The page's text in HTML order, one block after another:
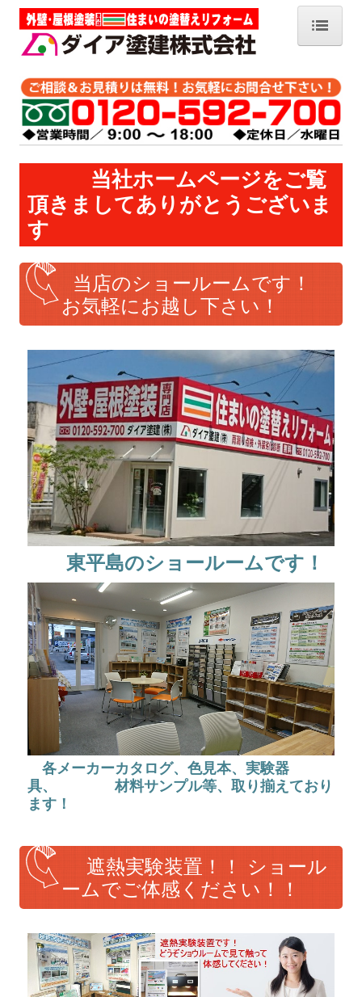
ホーム
会社概要
工事内容一覧
お客様の声
社長日記
価格と種類
安い！3つのこだわり
安心！5つのこだわり
お問い合わせから完工までの流れ
施工例 Before After
施工 工程
神社・仏閣改修塗装 お任せ下さい！
10年のサイディングにクリヤーを！！
傷みのひどいセメント瓦に・・・
施工事例
玄関ドアカバー工法
ホームページ
当社ホームページをご覧
頂きましてありがとうございま
す
当店のショールームです！
お気軽にお越し下さい！
東平島のショールームです！
各メーカーカタログ、色見本、実験器
具、材料サンプル等、取り揃えており
ます！
遮熱実験装置！！ ショール
ームでご体感ください！！